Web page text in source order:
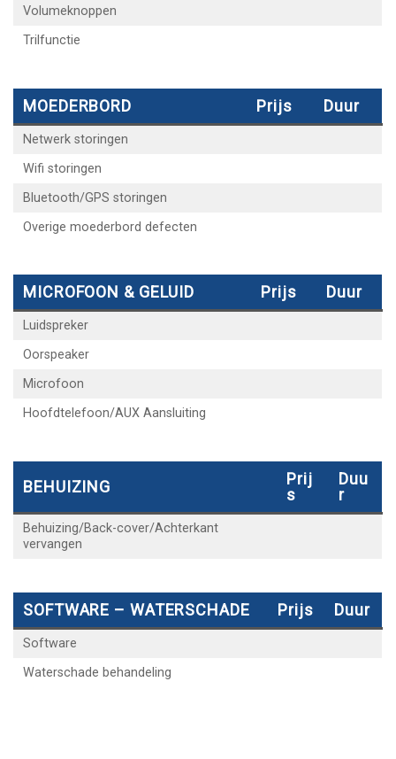
Volumeknoppen
Trilfunctie
MOEDERBORD Prijs Duur
Netwerk storingen
Wifi storingen
Bluetooth/GPS storingen
Overige moederbord defecten
MICROFOON & GELUID Prijs Duur
Luidspreker
Oorspeaker
Microfoon
Hoofdtelefoon/AUX Aansluiting
BEHUIZING
Prij
S
Duu
R
Behuizing/Back-cover/Achterkant
vervangen
SOFTWARE – WATERSCHADE Prijs Duur
Software
Waterschade behandeling